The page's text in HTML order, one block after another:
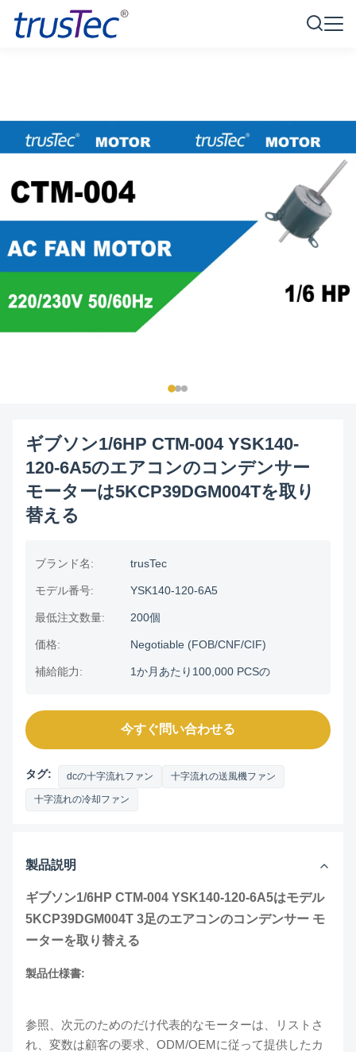
ギブソン1/6HP CTM-004 YSK140-
120-6A5のエアコンのコンデンサー
モーターは5KCP39DGM004Tを取り
替える
ブランド名: trusTec
モデル番号: YSK140-120-6A5
最低注文数量: 200個
価格: Negotiable (FOB/CNF/CIF)
補給能力: 1か月あたり100,000 PCSの
今すぐ問い合わせる
タグ: dcの十字流れファン 十字流れの送風機ファン
十字流れの冷却ファン
製品説明
ギブソン1/6HP CTM-004 YSK140-120-6A5はモデル
5KCP39DGM004T 3足のエアコンのコンデンサー モ
ーターを取り替える
製品仕様書:
参照、次元のためのだけ代表的なモーターは、リストさ
れ、変数は顧客の要求、ODM/OEMに従って提供したカ